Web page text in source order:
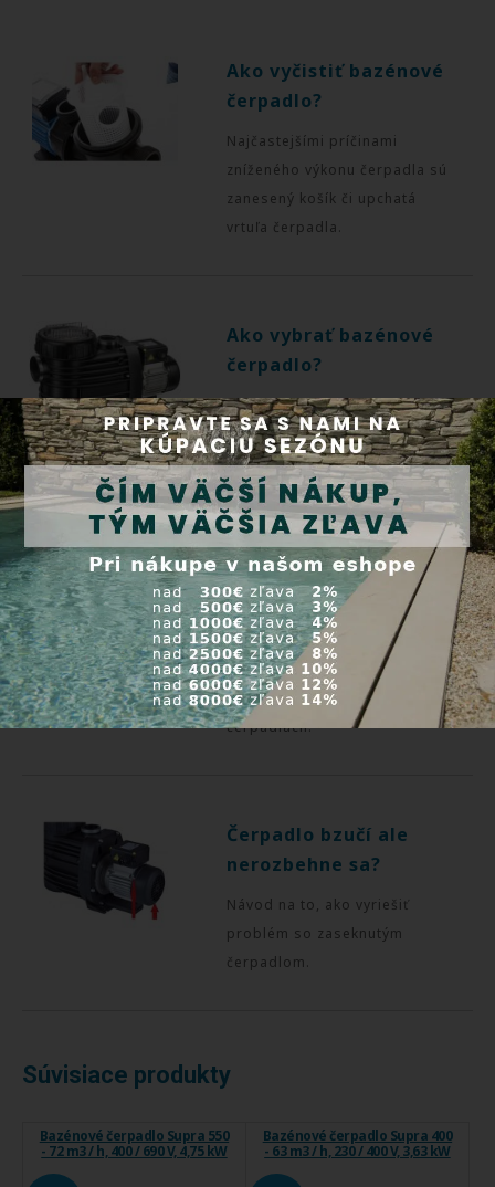
Ako vyčistiť bazénové
čerpadlo?
Najčastejšími príčinami
zníženého výkonu čerpadla sú
zanesený košík či upchatá
vrtuľa čerpadla.
Ako vybrať bazénové
čerpadlo?
Pri výbere bazénového
čerpadla je dôležité zvážiť
niekoľko faktorov.
Aké čerpadlo použiť
na slanú úpravu vody?
Pokiaľ plánujete postaviť
bazén so slanou vodou
musíte vedieť pár veci o
čerpadlách.
Čerpadlo bzučí ale
nerozbehne sa?
Návod na to, ako vyriešiť
problém so zaseknutým
čerpadlom.
Súvisiace produkty
Bazénové čerpadlo Supra 550
- 72 m3 / h, 400 / 690 V, 4,75 kW
Bazénové čerpadlo Supra 400
- 63 m3 / h, 230 / 400 V, 3,63 kW